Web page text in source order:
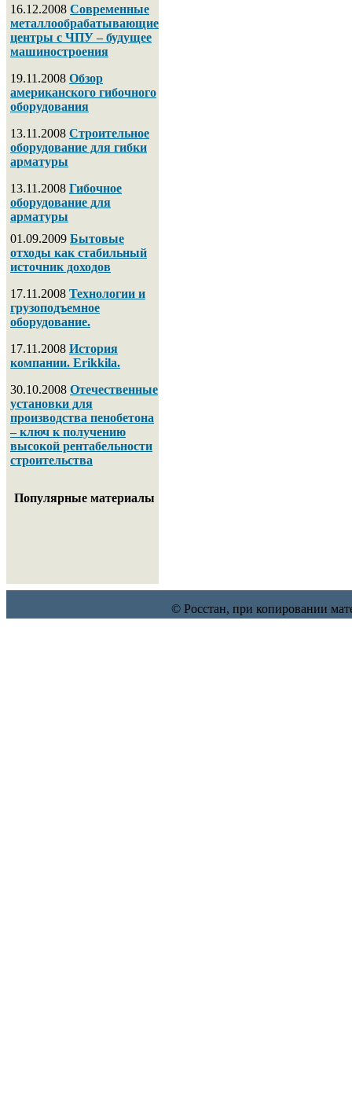
16.12.2008 Современные
металлообрабатывающие
центры с ЧПУ – будущее
машиностроения
19.11.2008 Обзор
американского гибочного
оборудования
13.11.2008 Строительное
оборудование для гибки
арматуры
13.11.2008 Гибочное
оборудование для
арматуры
01.09.2009 Бытовые
отходы как стабильный
источник доходов
17.11.2008 Технологии и
грузоподъемное
оборудование.
17.11.2008 История
компании. Erikkila.
30.10.2008 Отечественные
установки для
производства пенобетона
– ключ к получению
высокой рентабельности
строительства
Популярные материалы
© Росстан, при копировании